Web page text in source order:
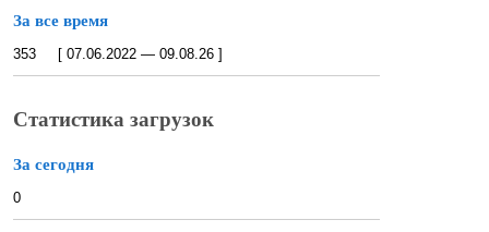
За все время
353 [ 07.06.2022 — 09.08.26 ]
Статистика загрузок
За сегодня
0